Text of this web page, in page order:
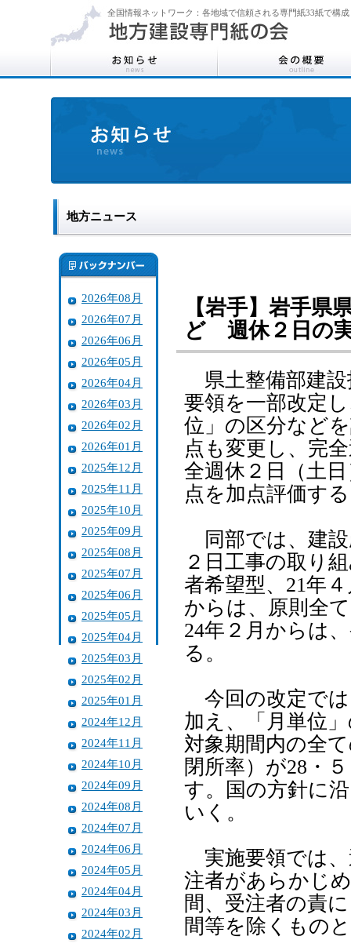
全国情報ネットワーク：各地域で信頼される専門紙33紙で構成
地方ニュース
2026年08月
2026年07月
2026年06月
2026年05月
2026年04月
2026年03月
2026年02月
2026年01月
2025年12月
2025年11月
2025年10月
2025年09月
2025年08月
2025年07月
2025年06月
2025年05月
2025年04月
2025年03月
2025年02月
2025年01月
2024年12月
2024年11月
2024年10月
2024年09月
2024年08月
2024年07月
2024年06月
2024年05月
2024年04月
2024年03月
2024年02月
【岩手】岩手
ど 週休２日の
県土整備部建設
要領を一部改定
位」の区分など
点も変更し、完
全週休２日（土
点を加点評価す
同部では、建設
２日工事の取り
者希望型、21年
からは、原則全
24年２月からは
る。
今回の改定で
加え、「月単位
対象期間内の全
閉所率）が28・
す。国の方針に
いく。
実施要領では、
注者があらかじ
間、受注者の責
間等を除くもの